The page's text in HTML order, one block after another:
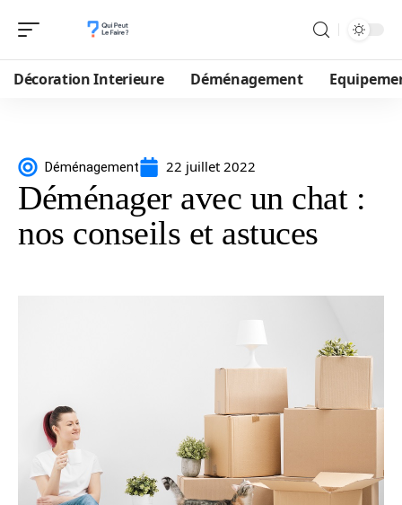
Décoration Interieure Déménagement
Déménagement 22 juillet 2022
Déménager avec un chat :
nos conseils et astuces